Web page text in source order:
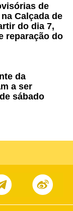
de
Calçada de
do dia 7,
reparação do
da
a ser
sábado